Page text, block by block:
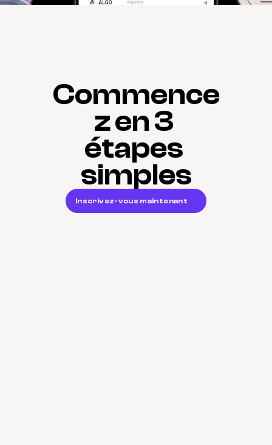
Commence
z en 3
étapes
simples
Inscrivez-vous maintenant